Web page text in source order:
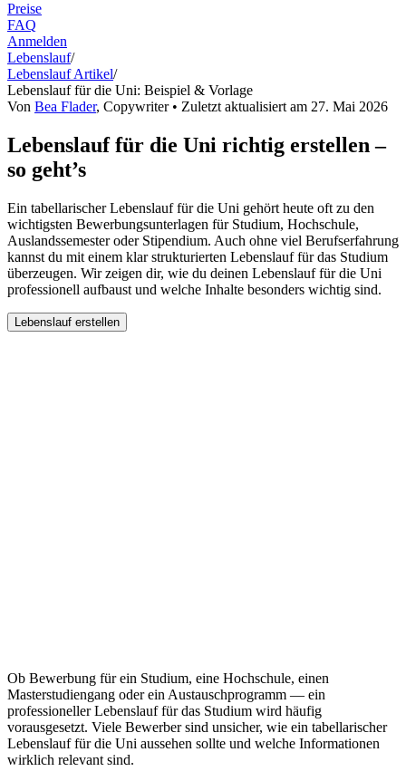
Preise
FAQ
Anmelden
Lebenslauf/
Lebenslauf Artikel/
Lebenslauf für die Uni: Beispiel & Vorlage
Von Bea Flader, Copywriter• Zuletzt aktualisiert am 27. Mai 2026
Lebenslauf für die Uni richtig erstellen –
so geht’s
Ein tabellarischer Lebenslauf für die Uni gehört heute oft zu den
wichtigsten Bewerbungsunterlagen für Studium, Hochschule,
Auslandssemester oder Stipendium. Auch ohne viel Berufserfahrung
kannst du mit einem klar strukturierten Lebenslauf für das Studium
überzeugen. Wir zeigen dir, wie du deinen Lebenslauf für die Uni
professionell aufbaust und welche Inhalte besonders wichtig sind.
Lebenslauf erstellen
Ob Bewerbung für ein Studium, eine Hochschule, einen
Masterstudiengang oder ein Austauschprogramm — ein
professioneller Lebenslauf für das Studium wird häufig
vorausgesetzt. Viele Bewerber sind unsicher, wie ein tabellarischer
Lebenslauf für die Uni aussehen sollte und welche Informationen
wirklich relevant sind.